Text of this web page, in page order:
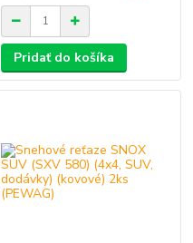
Pridať do košíka